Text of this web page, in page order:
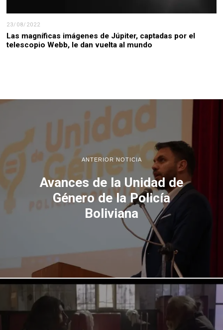
23/08/2022
Las magníficas imágenes de Júpiter, captadas por el
telescopio Webb, le dan vuelta al mundo
ANTERIOR NOTICIA
Avances de la Unidad de
Género de la Policía
Boliviana